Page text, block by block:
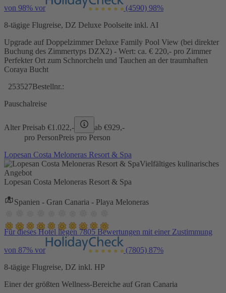
von 98% vor (4590) 98%
8-tägige Flugreise, DZ Deluxe Poolseite inkl. AI
Upgrade auf Doppelzimmer Deluxe Family Pool View (bei direkter
Buchung des Zimmertyps DZX2) - Wert: ca. € 220,- pro Zimmer
Perfekter Ort zum Schnorcheln und Tauchen an der traumhaften
Coraya Bucht
253527Bestellnr.:
Pauschalreise
Alter Preisab €1.022,- ab €929,-
pro PersonPreis pro Person
Lopesan Costa Meloneras Resort & Spa
Vielfältiges kulinarisches
Angebot
Lopesan Costa Meloneras Resort & Spa
Spanien - Gran Canaria - Playa Meloneras
Für dieses Hotel liegen 7805 Bewertungen mit einer Zustimmung
von 87% vor (7805) 87%
8-tägige Flugreise, DZ inkl. HP
Einer der größten Wellness-Bereiche auf Gran Canaria